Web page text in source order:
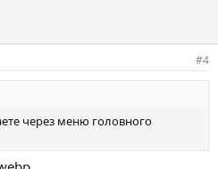
#4
через меню головного